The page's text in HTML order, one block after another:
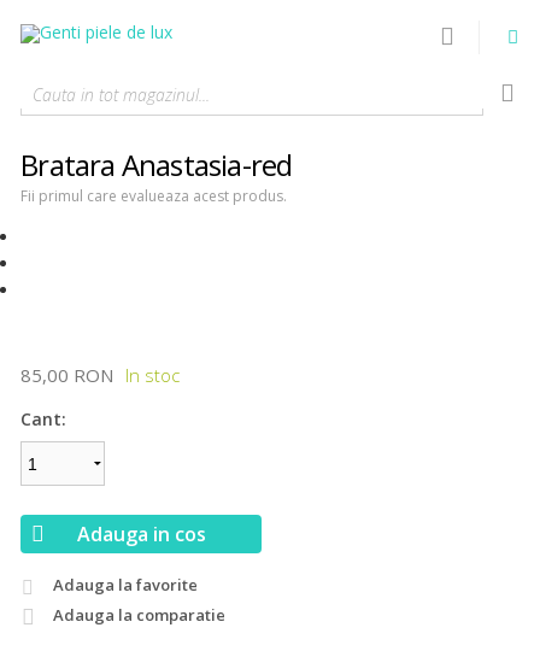
Cauta in tot magazinul...
Bratara Anastasia-red
Fii primul care evalueaza acest produs.
85,00 RON
Cant:
Adauga in cos
Adauga la favorite
Adauga la comparatie